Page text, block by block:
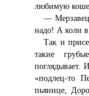
любимую
—
надо! А коли
Так и
такие
поглядывает.
«подлец-то
пьянице,